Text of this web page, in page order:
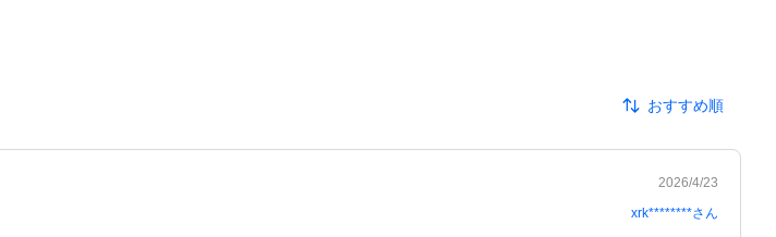
おすすめ順
2026/4/23
xrk********さん